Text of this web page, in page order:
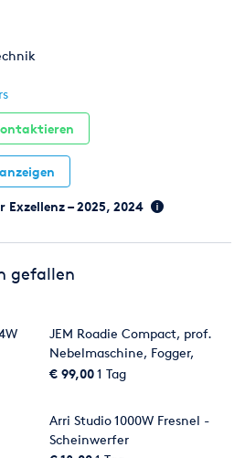
– 2025, 2024
gefallen
JEM Roadie Compact, prof.
Nebelmaschine, Fogger,
Hazer
€ 99,001 Tag
Arri Studio 1000W Fresnel -
Scheinwerfer